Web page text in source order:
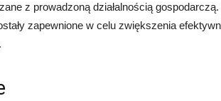
z prowadzoną działalnością
zapewnione w celu zwiększenia